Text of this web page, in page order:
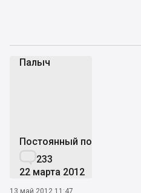
Палыч
Постоянный пользователь
233
22 марта 2012
13 май 2012 11:47